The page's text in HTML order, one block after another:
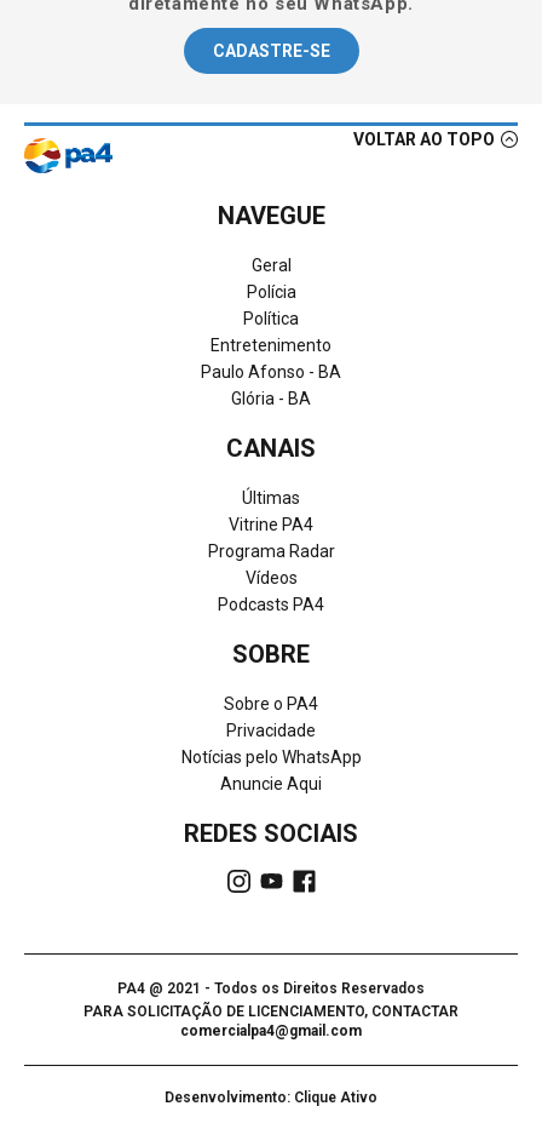
CADASTRE-SE
VOLTAR AO TOPO
NAVEGUE
Geral
Polícia
Política
Entretenimento
Paulo Afonso - BA
Glória - BA
CANAIS
Últimas
Vitrine PA4
Programa Radar
Vídeos
Podcasts PA4
SOBRE
Sobre o PA4
Privacidade
Notícias pelo WhatsApp
Anuncie Aqui
REDES SOCIAIS
PA4 @ 2021 - Todos os Direitos Reservados
PARA SOLICITAÇÃO DE LICENCIAMENTO, CONTACTAR
comercialpa4@gmail.com
Desenvolvimento: Clique Ativo